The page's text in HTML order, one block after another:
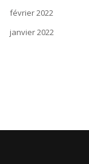
février 2022
janvier 2022